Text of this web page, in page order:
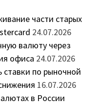
части старых
24.07.2026
валюту через
офиса 24.07.2026
по рыночной
16.07.2026
в России